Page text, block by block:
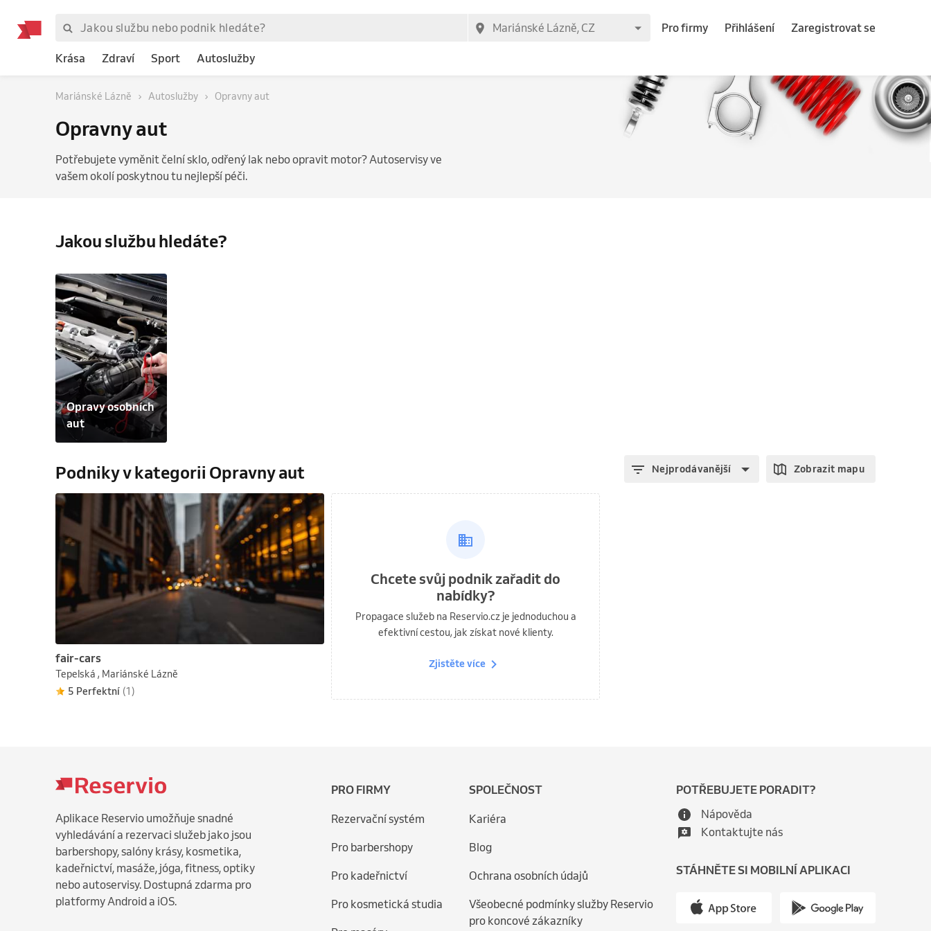
Pro firmy Přihlášení Zaregistrovat se
Krása Zdraví Sport Autoslužby
Mariánské Lázně Autoslužby Opravny aut
Opravny aut
Potřebujete vyměnit čelní sklo, odřený lak nebo opravit motor? Autoservisy ve
vašem okolí poskytnou tu nejlepší péči.
Jakou službu hledáte?
Opravy osobních
aut
Podniky v kategorii Opravny aut Nejprodávanější Zobrazit mapu
fair-cars
Tepelská , Mariánské Lázně
5 Perfektní (1)
Chcete svůj podnik zařadit do
nabídky?
Propagace služeb na Reservio.cz je jednoduchou a
efektivní cestou, jak získat nové klienty.
Zjistěte více
Aplikace Reservio umožňuje snadné
vyhledávání a rezervaci služeb jako jsou
barbershopy, salóny krásy, kosmetika,
kadeřnictví, masáže, jóga, fitness, optiky
nebo autoservisy. Dostupná zdarma pro
platformy Android a iOS.
PRO FIRMY
Rezervační systém
Pro barbershopy
Pro kadeřnictví
Pro kosmetická studia
SPOLEČNOST
Kariéra
Blog
Ochrana osobních údajů
Všeobecné podmínky služby Reservio
pro koncové zákazníky
POTŘEBUJETE PORADIT?
Nápověda
Kontaktujte nás
STÁHNĚTE SI MOBILNÍ APLIKACI